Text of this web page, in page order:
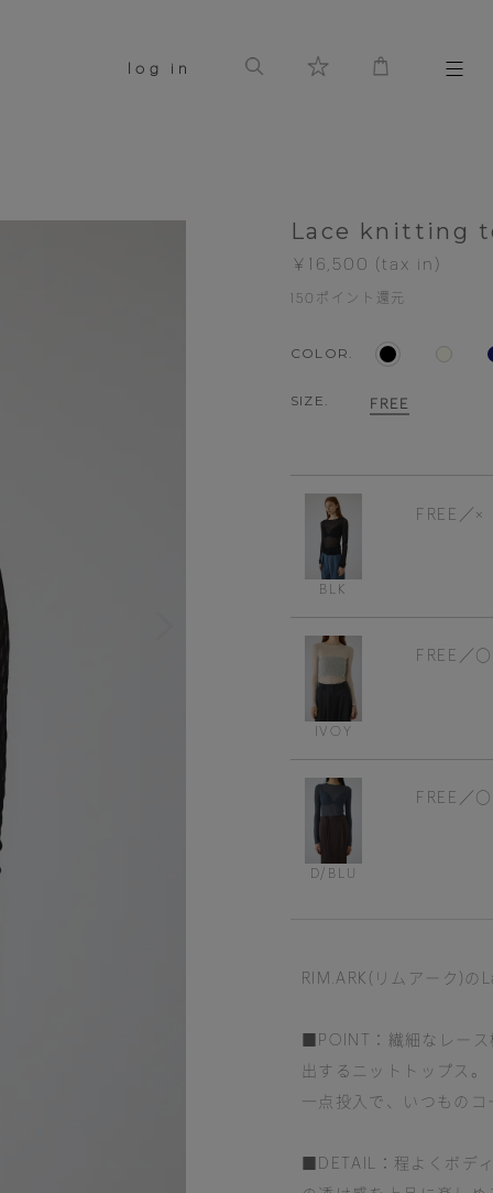
log in
Lace knitting
￥16,500
150 ポイント還元
COLOR.
SIZE. FREE
BLK
FREE ×
IVOY
FREE 〇
D/BLU
FREE 〇
RIM.ARK(リムアーク)
■POINT：繊細なレー
出するニットトップス。
一点投入で、いつもの
■DETAIL：程よくボデ